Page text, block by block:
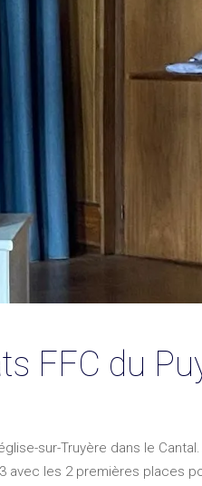
FFC du
sur-Truyère dans le
avec les 2 premières places